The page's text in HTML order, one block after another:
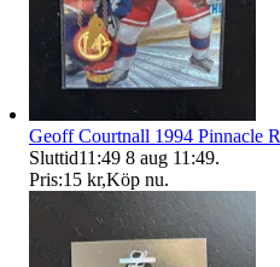
Geoff Courtnall 1994 Pinnacle
Sluttid11:49 8 aug 11:49.
Pris:15 kr,Köp nu.